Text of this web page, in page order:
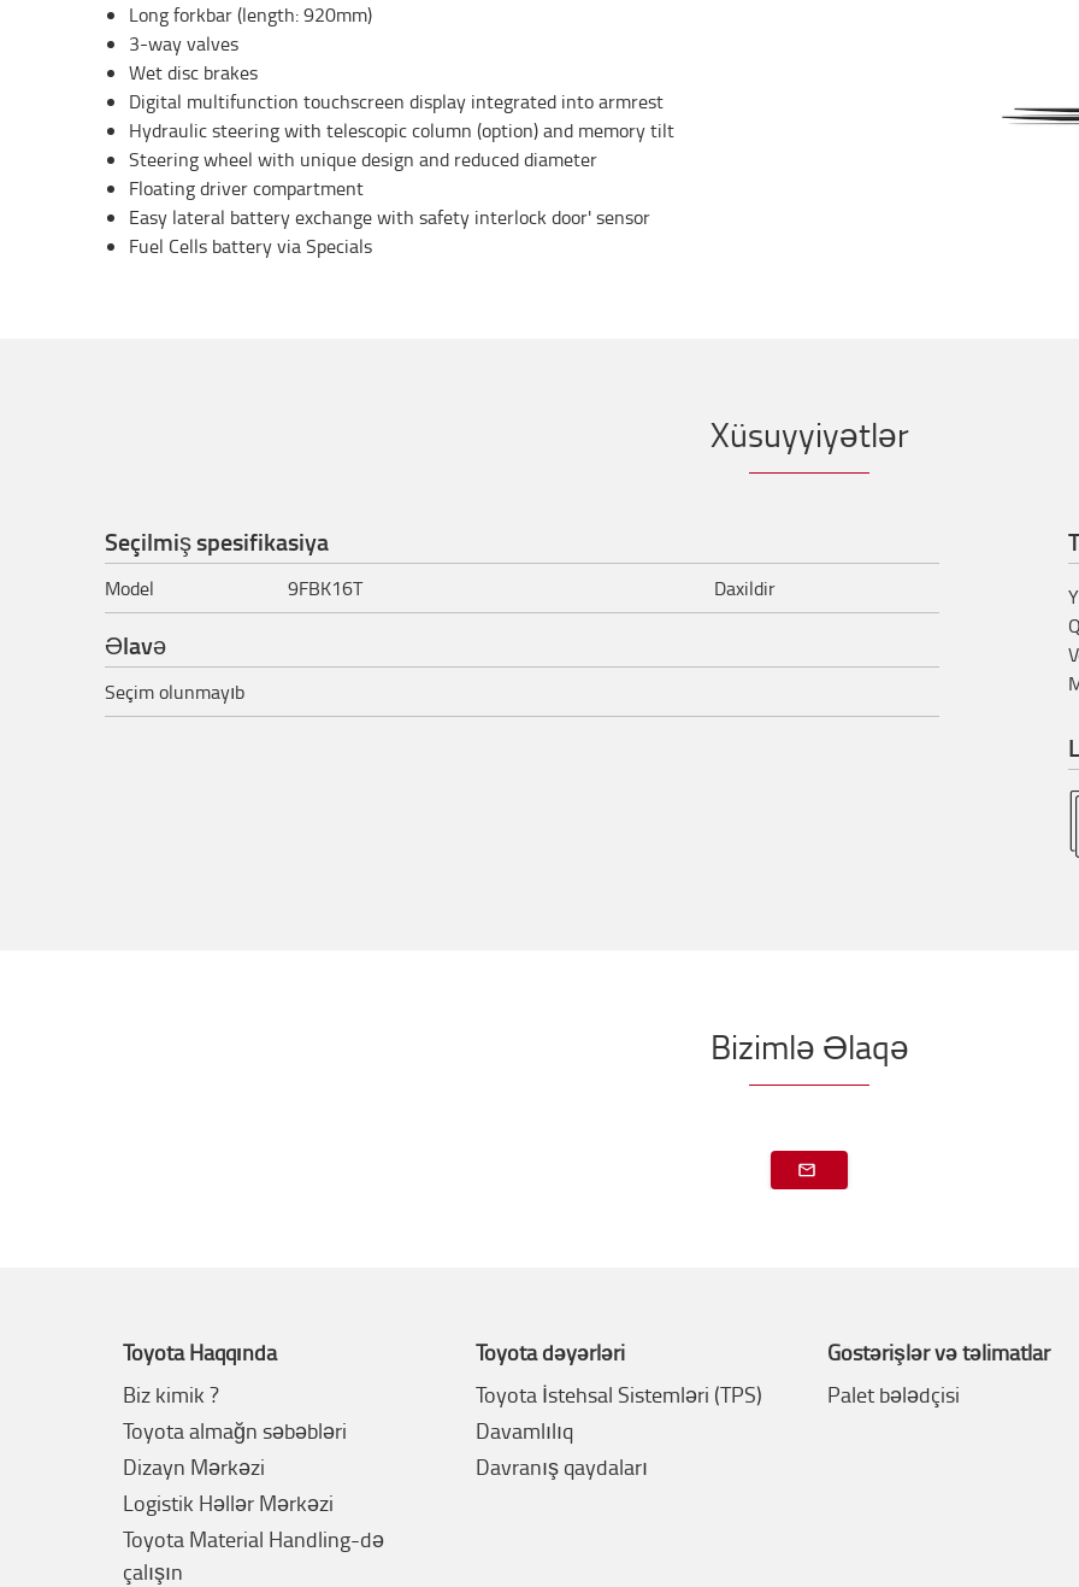
Long forkbar (length: 920mm)
3-way valves
Wet disc brakes
Digital multifunction touchscreen display integrated into armrest
Hydraulic steering with telescopic column (option) and memory tilt
Steering wheel with unique design and reduced diameter
Floating driver compartment
Easy lateral battery exchange with safety interlock door' sensor
Fuel Cells battery via Specials
Xüsuyyiyətlər
Seçilmiş spesifikasiya
Model 9FBK16T Daxildir
Əlavə
Seçim olunmayıb
Bizimlə Əlaqə
Toyota Haqqında
Biz kimik ?
Toyota almağn səbəbləri
Dizayn Mərkəzi
Logistik Həllər Mərkəzi
Toyota Material Handling-də
çalışın
Toyota dəyərləri
Toyota İstehsal Sistemləri (TPS)
Davamlılıq
Davranış qaydaları
Göstərişlər və təlimatlar
Palet bələdçisi